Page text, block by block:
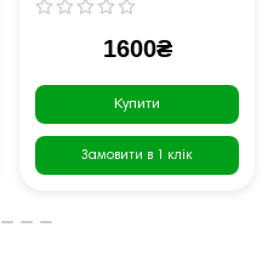
1600₴
Купити
Замовити в 1 клік